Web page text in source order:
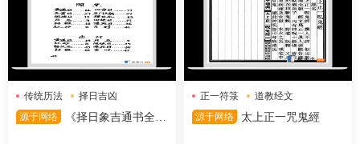
传统历法
择日吉凶
黄道吉日
源于网络
《择日象吉通书全
正一符箓
道教经文
驱邪咒语
源于网络 太上正一咒鬼經